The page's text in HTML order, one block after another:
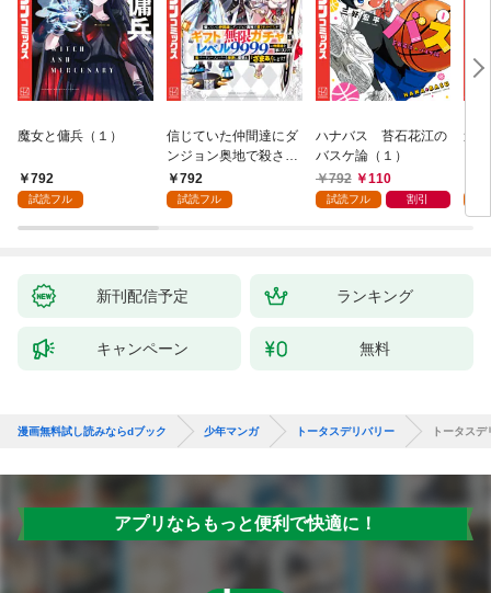
魔女と傭兵（１）
792
試読フル
信じていた仲間達にダ
ンジョン奥地で殺され
かけたがギフト『無限
ガチャ』でレベル９９
（１）
792
試読フル
ハナバス 苔石花江の
バスケ論（１）
792
110
試読フル 割引
追
強
～
新刊配信予定 ランキング
キャンペーン 無料
漫画無料試し読みならdブック 少年マンガ トータスデリバリー トータス
アプリならもっと便利で快適に！